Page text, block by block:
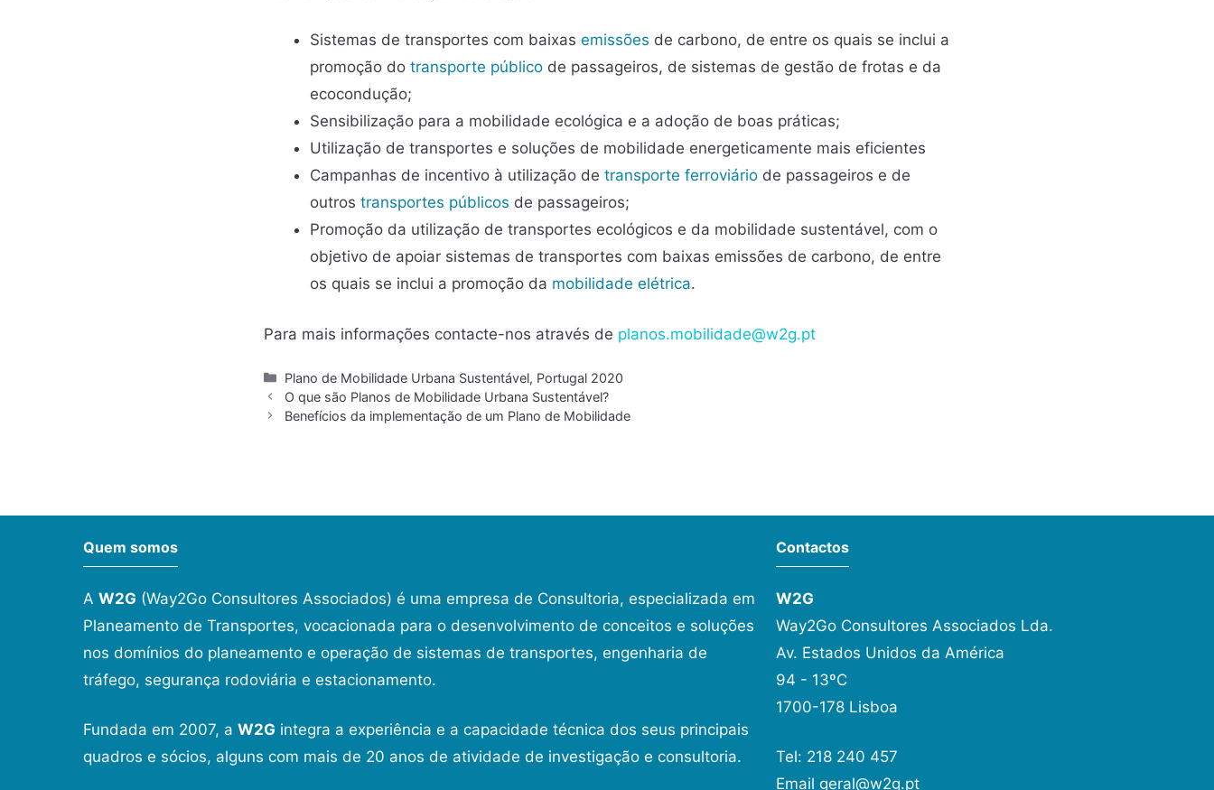
Sistemas de transportes com baixas emissões de carbono, de entre os quais se inclui a
promoção do transporte público de passageiros, de sistemas de gestão de frotas e da
ecocondução;
Sensibilização para a mobilidade ecológica e a adoção de boas práticas;
Utilização de transportes e soluções de mobilidade energeticamente mais eficientes
Campanhas de incentivo à utilização de transporte ferroviário de passageiros e de
outros transportes públicos de passageiros;
Promoção da utilização de transportes ecológicos e da mobilidade sustentável, com o
objetivo de apoiar sistemas de transportes com baixas emissões de carbono, de entre
os quais se inclui a promoção da mobilidade elétrica.
Para mais informações contacte-nos através de planos.mobilidade@w2g.pt
Plano de Mobilidade Urbana Sustentável, Portugal 2020
O que são Planos de Mobilidade Urbana Sustentável?
Benefícios da implementação de um Plano de Mobilidade
Quem somos
A W2G (Way2Go Consultores Associados) é uma empresa de Consultoria, especializada em
Planeamento de Transportes, vocacionada para o desenvolvimento de conceitos e soluções
nos domínios do planeamento e operação de sistemas de transportes, engenharia de
tráfego, segurança rodoviária e estacionamento.
Fundada em 2007, a W2G integra a experiência e a capacidade técnica dos seus principais
quadros e sócios, alguns com mais de 20 anos de atividade de investigação e consultoria.
Contactos
W2G
Way2Go Consultores Associados Lda.
Av. Estados Unidos da América
94 - 13ºC
1700-178 Lisboa
Tel: 218 240 457
Email geral@w2g.pt